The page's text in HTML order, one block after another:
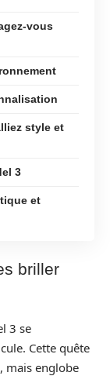
vous
style et
3
et
briller
3 se
Cette quête
mais englobe